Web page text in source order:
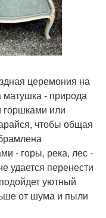
церемония на
- природа
или
чтобы общая
- горы, река, лес -
удается перенести
уютный
от шума и пыли